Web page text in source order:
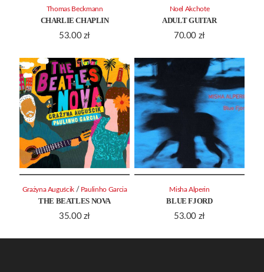
CHARLIE CHAPLIN
53.00 zł
Thomas Beckmann
ADULT GUITAR
70.00 zł
Noel Akchote
THE BEATLES NOVA
35.00 zł
Grażyna Auguścik / Paulinho Garcia
BLUE FJORD
53.00 zł
Misha Alperin